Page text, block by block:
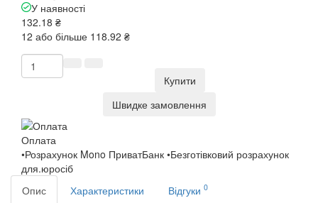
У наявності
132.18 ₴
12 або більше 118.92 ₴
Купити
Швидке замовлення
Оплата
•Розрахунок Mono ПриватБанк •Безготівковий розрахунок
для.юросіб
Опис
Характеристики Відгуки 0